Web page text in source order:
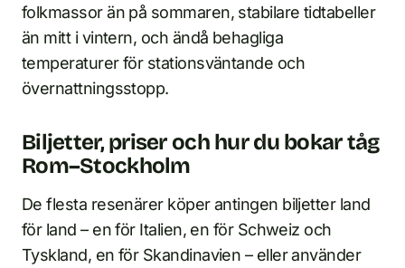
folkmassor än på sommaren, stabilare tidtabeller
än mitt i vintern, och ändå behagliga
temperaturer för stationsväntande och
övernattningsstopp.
Biljetter, priser och hur du bokar tåg
Rom–Stockholm
De flesta resenärer köper antingen biljetter land
för land – en för Italien, en för Schweiz och
Tyskland, en för Skandinavien – eller använder